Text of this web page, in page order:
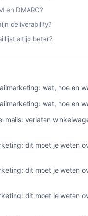
en DMARC?
deliverability?
altijd beter?
wat, hoe en
wat, hoe en
mails: verlaten
dit moet je weten
dit moet je weten
dit moet je weten